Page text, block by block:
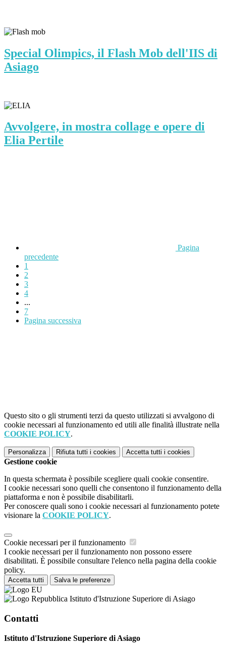
Special Olimpics, il Flash Mob dell'IIS di
Asiago
Avvolgere, in mostra collage e opere di
Elia Pertile
Pagina
precedente
1
2
3
4
...
7
Pagina successiva
Questo sito o gli strumenti terzi da questo utilizzati si avvalgono di
cookie necessari al funzionamento ed utili alle finalità illustrate nella
COOKIE POLICY.
Personalizza Rifiuta tutti i cookies Accetta tutti i cookies
Gestione cookie
In questa schermata è possibile scegliere quali cookie consentire.
I cookie necessari sono quelli che consentono il funzionamento della
piattaforma e non è possibile disabilitarli.
Per conoscere quali sono i cookie necessari al funzionamento potete
visionare la COOKIE POLICY.
Cookie necessari per il funzionamento
I cookie necessari per il funzionamento non possono essere
disabilitati. È possibile consultare l'elenco nella pagina della cookie
policy.
Accetta tutti Salva le preferenze
Istituto d'Istruzione Superiore di Asiago
Contatti
Istituto d'Istruzione Superiore di Asiago